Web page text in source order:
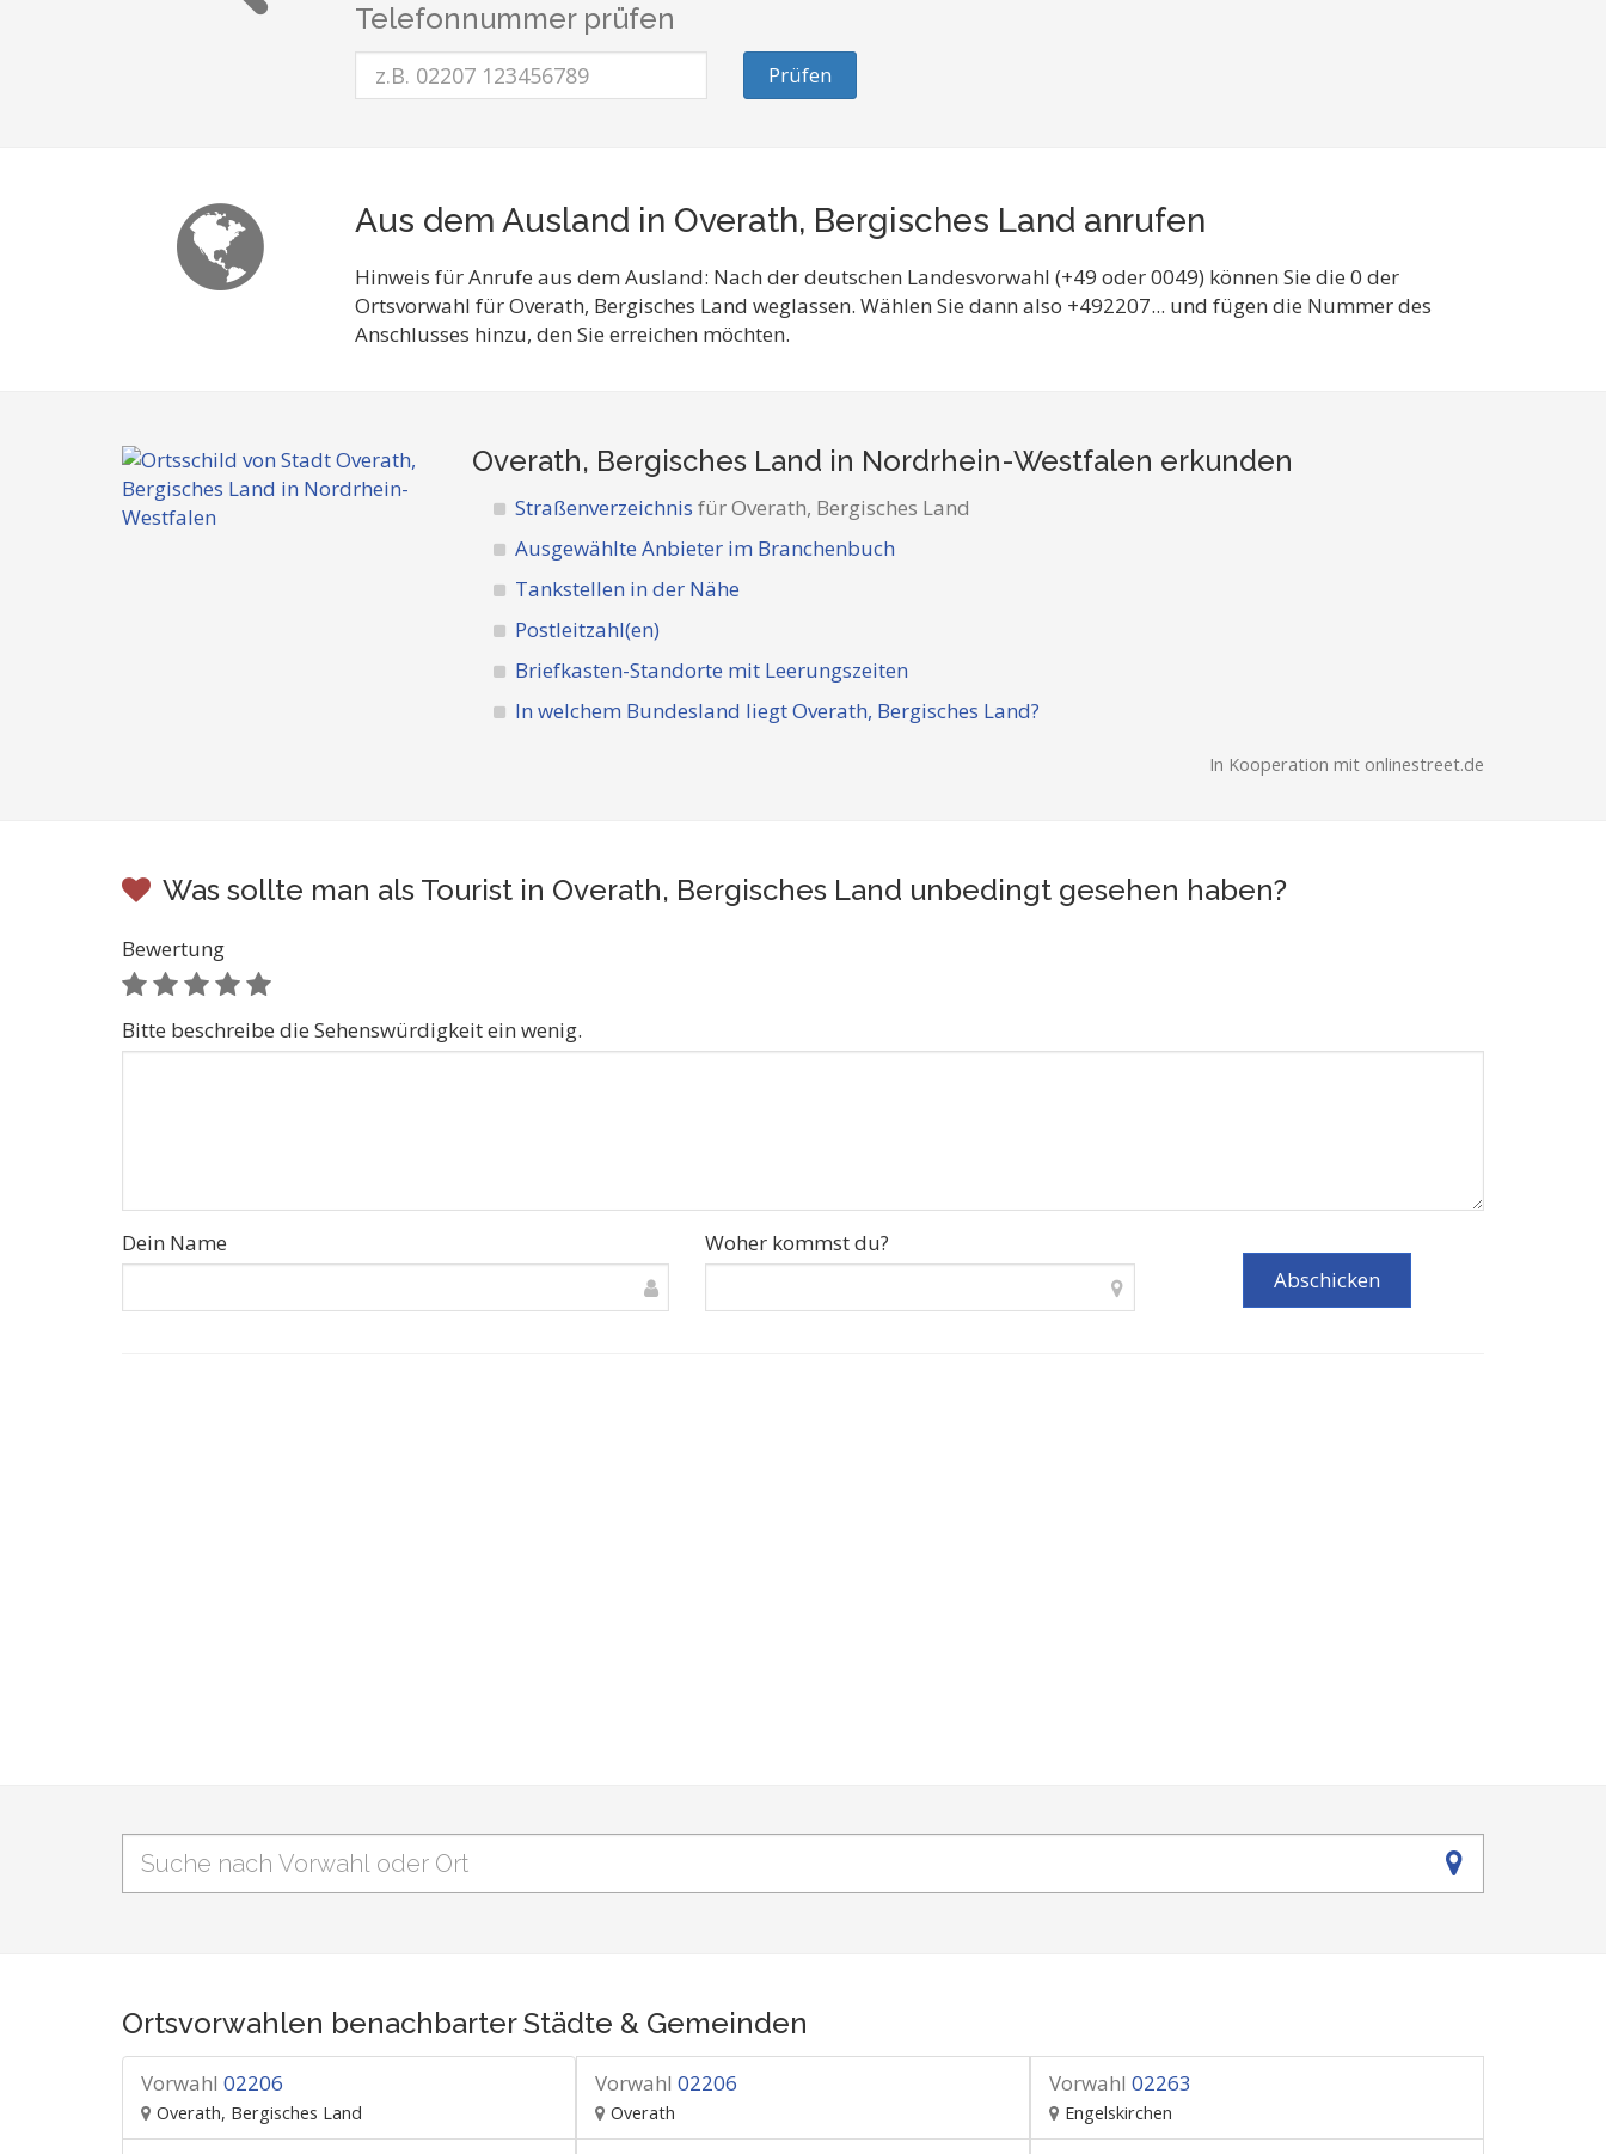
Telefonnummer prüfen
Prüfen
Aus dem Ausland in Overath, Bergisches Land anrufen
Hinweis für Anrufe aus dem Ausland: Nach der deutschen Landesvorwahl (+49 oder 0049) können Sie die 0 der
Ortsvorwahl für Overath, Bergisches Land weglassen. Wählen Sie dann also +492207... und fügen die Nummer des
Anschlusses hinzu, den Sie erreichen möchten.
Overath, Bergisches Land in Nordrhein-Westfalen erkunden
Straßenverzeichnis für Overath, Bergisches Land
Ausgewählte Anbieter im Branchenbuch
Tankstellen in der Nähe
Postleitzahl(en)
Briefkasten-Standorte mit Leerungszeiten
In welchem Bundesland liegt Overath, Bergisches Land?
In Kooperation mit onlinestreet.de
Was sollte man als Tourist in Overath, Bergisches Land unbedingt gesehen haben?
Bewertung
Bitte beschreibe die Sehenswürdigkeit ein wenig.
Dein Name Woher kommst du?
Ortsvorwahlen benachbarter Städte & Gemeinden
Vorwahl 02206
Overath, Bergisches Land
Vorwahl 02206
Overath
Vorwahl 02263
Engelskirchen